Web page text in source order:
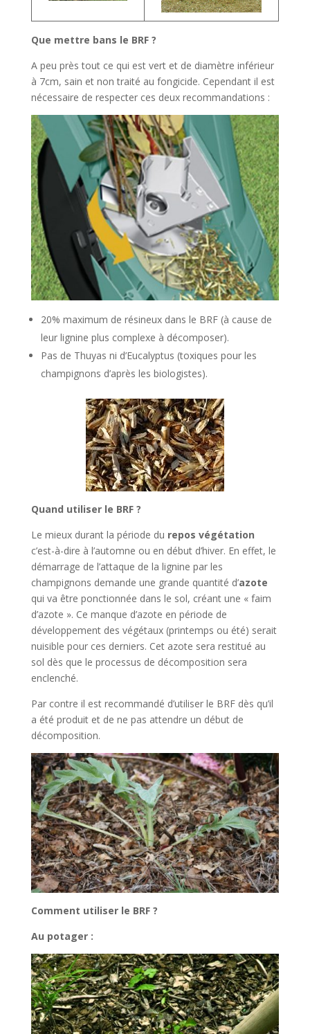
Que mettre bans le BRF ?
A peu près tout ce qui est vert et de diamètre inférieur
à 7cm, sain et non traité au fongicide. Cependant il est
nécessaire de respecter ces deux recommandations :
20% maximum de résineux dans le BRF (à cause de
leur lignine plus complexe à décomposer).
Pas de Thuyas ni d’Eucalyptus (toxiques pour les
champignons d’après les biologistes).
Quand utiliser le BRF ?
Le mieux durant la période du repos végétation
c’est-à-dire à l’automne ou en début d’hiver. En effet, le
démarrage de l’attaque de la lignine par les
champignons demande une grande quantité d’azote
qui va être ponctionnée dans le sol, créant une « faim
d’azote ». Ce manque d’azote en période de
développement des végétaux (printemps ou été) serait
nuisible pour ces derniers. Cet azote sera restitué au
sol dès que le processus de décomposition sera
enclenché.
Par contre il est recommandé d’utiliser le BRF dès qu’il
a été produit et de ne pas attendre un début de
décomposition.
Comment utiliser le BRF ?
Au potager :